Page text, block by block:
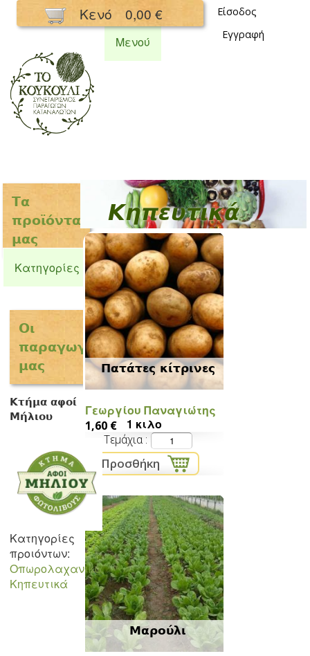
Παράκαμψη
προς το
κυρίως
Κενό 0,00 €
Είσοδος
Εγγραφή
Συνεταιρισμός
Μενού
Τα
προϊόντα
μας
Κατηγορίες
Οι
παραγωγοί
μας
Κτήμα αφοί
Μήλιου
Κατηγορίες
προιόντων:
Οπωρολαχανικά
Κηπευτικά
Κηπευτικά
Πατάτες κίτρινες
Γεωργίου Παναγιώτης
1,60 € 1 κιλο
Τεμάχια
Μαρούλι